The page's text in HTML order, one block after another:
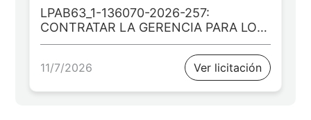
LPAB63_1-136070-2026-257:
CONTRATAR LA GERENCIA PARA LOS
PROYECTOS: PROYECTO 1:
“MEJORAMIENTO DE VÍA A LA PLAYA
MUNICIPIO DE CALIMA EL DARIÉN
DEPARTAMENTO DEL VALLE DEL
11/7/2026 Ver licitación